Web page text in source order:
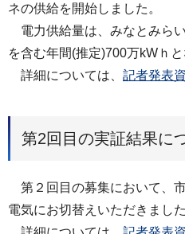
ネの供給を開始しました。
電力供給量は、みなとみら
を含む年間(推定)700万kWｈと
詳細については、 記者発表
第2回目の実証結果に
第２回目の募集において、
電気にお切替えいただきました